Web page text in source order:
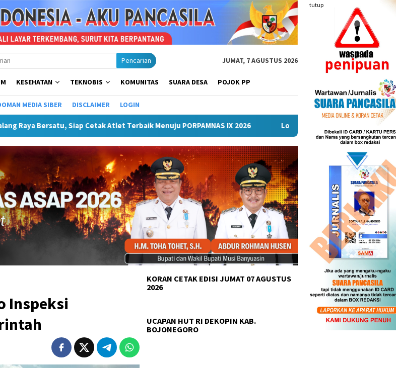
tutup
Pencarian JUMAT, 7 AGUSTUS 2026
KESEHATAN TEKNOBIS KOMUNITAS SUARA DESA POJOK PP
MEDIA SIBER DISCLAIMER LOGIN
Cetak Atlet Terbaik Menuju PORPAMNAS IX 2026 Lomba Turnamen Mini Soccer Antar Organisasi
Inspeksi
KORAN CETAK EDISI JUMAT 07 AGUSTUS
2026
UCAPAN HUT RI DEKOPIN KAB.
BOJONEGORO